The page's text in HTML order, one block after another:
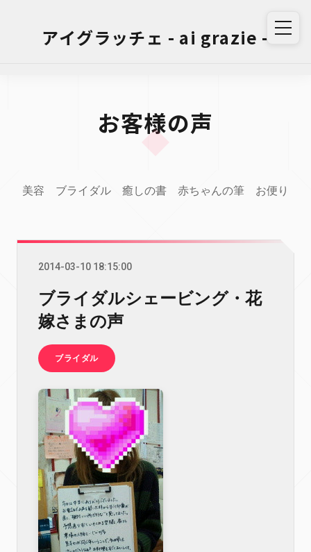
アイグラッチェ - ai grazie -
お客様の声
美容 ブライダル 癒しの書 赤ちゃんの筆 お便り
2014-03-10 18:15:00
ブライダルシェービング・花
嫁さまの声
ブライダル